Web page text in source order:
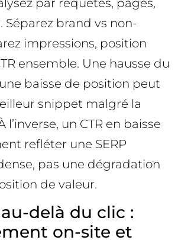
Séparez brand vs non-
impressions, position
ensemble. Une hausse du
baisse de position peut
snippet malgré la
l’inverse, un CTR en baisse
refléter une SERP
pas une dégradation
de valeur.
delà du clic :
on-site et